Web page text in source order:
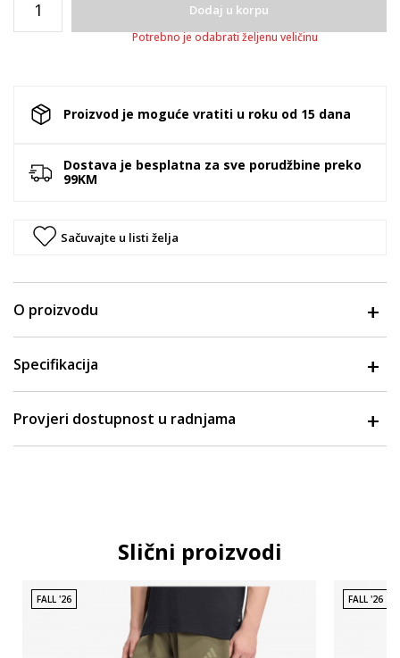
Dodaj u korpu
Potrebno je odabrati željenu veličinu
Proizvod je moguće vratiti u roku od 15 dana
Dostava je besplatna za sve porudžbine preko
99KM
Sačuvajte u listi želja
O proizvodu
Specifikacija
Provjeri dostupnost u radnjama
Slični proizvodi
FALL '26 FALL '26